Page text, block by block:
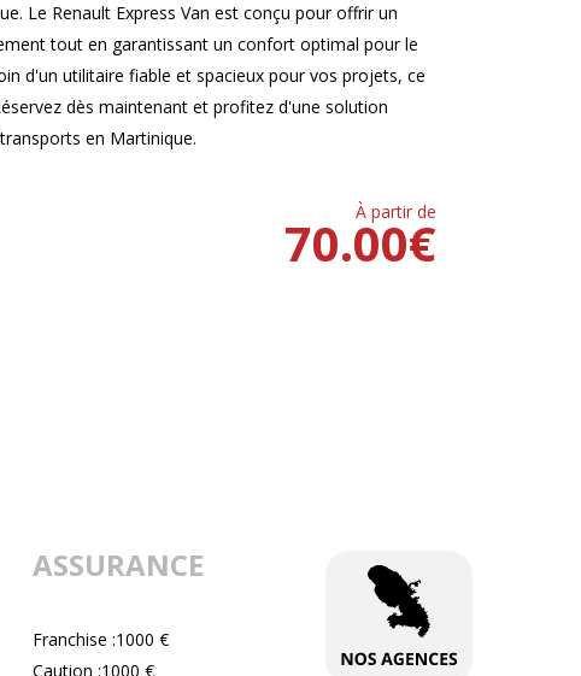
Le Renault Express Van est conçu pour offrir un
tout en garantissant un confort optimal pour le
d'un utilitaire fiable et spacieux pour vos projets, ce
dès maintenant et profitez d'une solution
en Martinique.
À partir de
€
70.00
ASSURANCE
Franchise :1000 €
Caution :1000 €